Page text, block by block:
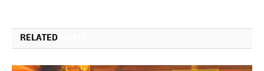
RELATED